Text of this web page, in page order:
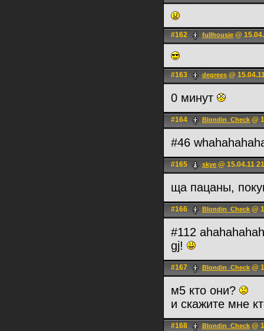
#162 fullhousie @
#163 degrees @
0 минут
#164 Blondin_Check @
#46
#165 skye @ 15.04.11
ща пацаны,
#166 Blondin_Check @
#112
gj!
#167 Blondin_Check @
м5 кто они?
и скажите мне
#168 Blondin_Check @